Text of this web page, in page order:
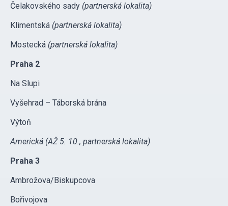
Čelakovského sady (partnerská lokalita)
Klimentská (partnerská lokalita)
Mostecká (partnerská lokalita)
Praha 2
Na Slupi
Vyšehrad – Táborská brána
Výtoň
Americká (AŽ 5. 10., partnerská lokalita)
Praha 3
Ambrožova/Biskupcova
Bořivojova